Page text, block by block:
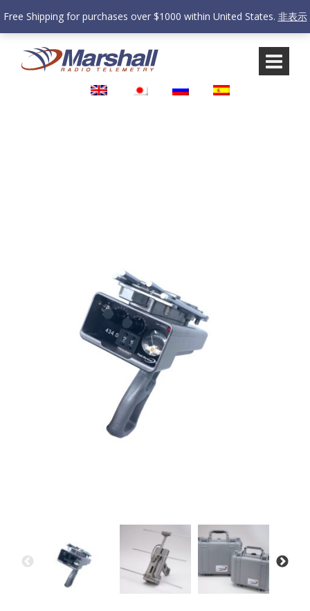
Free Shipping for purchases over $1000 within United States. 非表示